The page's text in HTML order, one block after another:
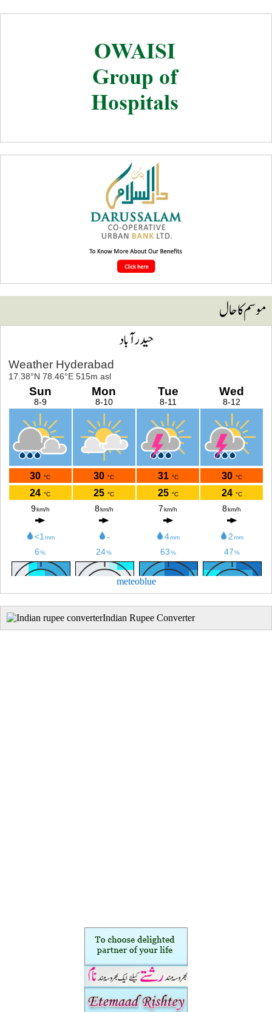
کا حال
حیدرآباد
meteoblue
Indian Rupee Converter